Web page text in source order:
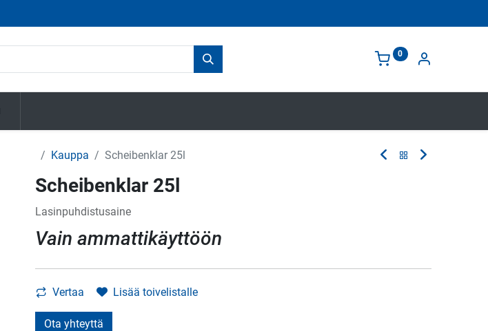
0
Kauppa Scheibenklar 25l
Scheibenklar 25l
Lasinpuhdistusaine
Vain ammattikäyttöön
Vertaa Lisää toivelistalle
Ota yhteyttä